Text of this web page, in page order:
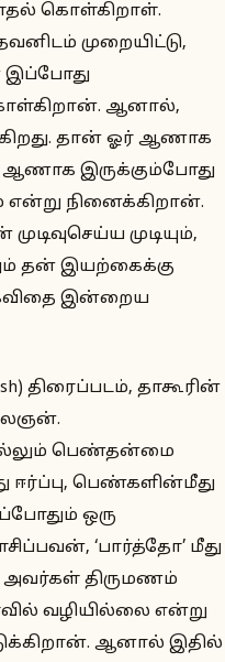
கொள்கிறாள்.
முறையிட்டு,
இப்போது
ஆனால்,
தான் ஓர் ஆணாக
இருக்கும்போது
நினைக்கிறான்.
முடியும்,
தன் இயற்கைக்கு
இன்றைய
திரைப்படம், தாகூரின்
பெண்தன்மை
பெண்களின்மீது
ஒரு
‘பார்த்தோ’ மீது
திருமணம்
வழியில்லை என்று
ஆனால் இதில்